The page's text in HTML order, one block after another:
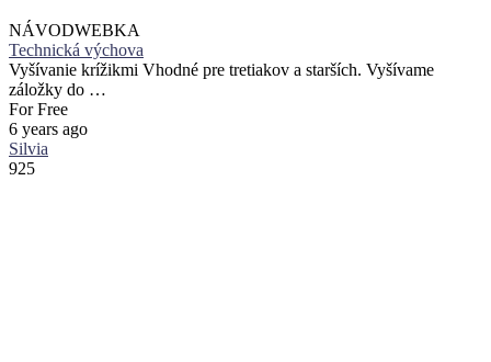
NÁVODWEBKA
Technická výchova
Vyšívanie krížikmi Vhodné pre tretiakov a starších. Vyšívame
záložky do …
For Free
6 years ago
Silvia
925